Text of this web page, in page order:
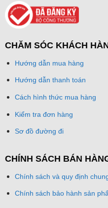
CHĂM SÓC KHÁCH
Hướng dẫn mua hàng
Hướng dẫn thanh toán
Cách hình thức mua hàng
Kiểm tra đơn hàng
Sơ đồ đường đi
CHÍNH SÁCH BÁN
Chính sách và quy định
Chính sách bảo hành sản